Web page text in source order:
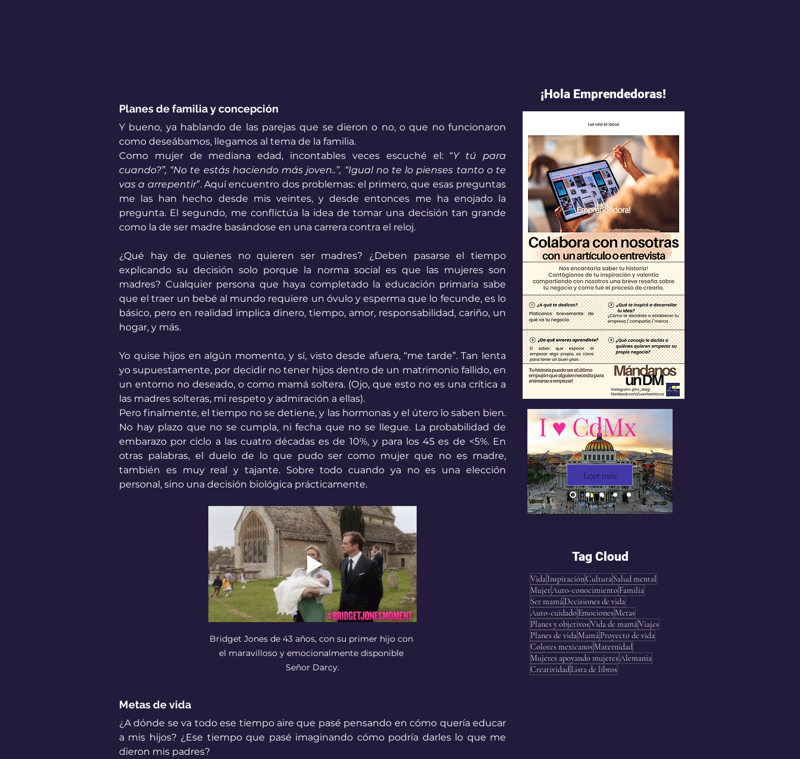
Planes de familia y concepción
Y bueno, ya hablando de las parejas que se dieron o no, o que no funcionaron
como deseábamos, llegamos al tema de la familia.
Como mujer de mediana edad, incontables veces escuché el: “Y tú para
cuando?”, “No te estás haciendo más joven..”, “Igual no te lo pienses tanto o te
vas a arrepentir”. Aquí encuentro dos problemas: el primero, que esas preguntas
me las han hecho desde mis veintes, y desde entonces me ha enojado la
pregunta. El segundo, me conflictúa la idea de tomar una decisión tan grande
como la de ser madre basándose en una carrera contra el reloj.
¿Qué hay de quienes no quieren ser madres? ¿Deben pasarse el tiempo
explicando su decisión solo porque la norma social es que las mujeres son
madres? Cualquier persona que haya completado la educación primaria sabe
que el traer un bebé al mundo requiere un óvulo y esperma que lo fecunde, es lo
básico, pero en realidad implica dinero, tiempo, amor, responsabilidad, cariño, un
hogar, y más.
Yo quise hijos en algún momento, y sí, visto desde afuera, “me tarde”. Tan lenta
yo supuestamente, por decidir no tener hijos dentro de un matrimonio fallido, en
un entorno no deseado, o como mamá soltera. (Ojo, que esto no es una crítica a
las madres solteras, mi respeto y admiración a ellas).
Pero finalmente, el tiempo no se detiene, y las hormonas y el útero lo saben bien.
No hay plazo que no se cumpla, ni fecha que no se llegue. La probabilidad de
embarazo por ciclo a las cuatro décadas es de 10%, y para los 45 es de <5%. En
otras palabras, el duelo de lo que pudo ser como mujer que no es madre,
también es muy real y tajante. Sobre todo cuando ya no es una elección
personal, sino una decisión biológica prácticamente.
Bridget Jones de 43 años, con su primer hijo con
el maravilloso y emocionalmente disponible
Señor Darcy.
Metas de vida
¿A dónde se va todo ese tiempo aire que pasé pensando en cómo quería educar
a mis hijos? ¿Ese tiempo que pasé imaginando cómo podría darles lo que me
dieron mis padres?
¡Hola Emprendedoras!
I ♥ CdMx
Leer más
Tag Cloud
VidaInspiraciónCulturaSalud mental
MujerAuto-conocimiento Familia
Ser mamáDecisiones de vida
Auto-cuidado Emociones Metas
Planes y objetivosVida de mamáViajes
Planes de vidaMamáProyecto de vida
Colores mexicanos Maternidad
Mujeres apoyando mujeresAlemania
CreatividadLista de libros